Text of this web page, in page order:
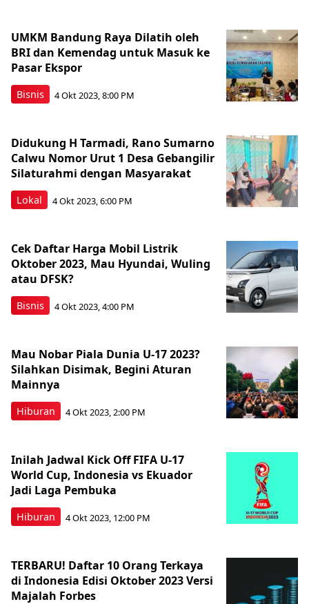
Bisnis
UMKM Bandung Raya Dilatih oleh
BRI dan Kemendag untuk Masuk ke
Pasar Ekspor
4 Okt 2023, 8:00 PM
Lokal
Didukung H Tarmadi, Rano Sumarno
Calwu Nomor Urut 1 Desa Gebangilir
Silaturahmi dengan Masyarakat
4 Okt 2023, 6:00 PM
Bisnis
Cek Daftar Harga Mobil Listrik
Oktober 2023, Mau Hyundai, Wuling
atau DFSK?
4 Okt 2023, 4:00 PM
Hiburan
Mau Nobar Piala Dunia U-17 2023?
Silahkan Disimak, Begini Aturan
Mainnya
4 Okt 2023, 2:00 PM
Hiburan
Inilah Jadwal Kick Off FIFA U-17
World Cup, Indonesia vs Ekuador
Jadi Laga Pembuka
4 Okt 2023, 12:00 PM
TERBARU! Daftar 10 Orang Terkaya
di Indonesia Edisi Oktober 2023 Versi
Majalah Forbes